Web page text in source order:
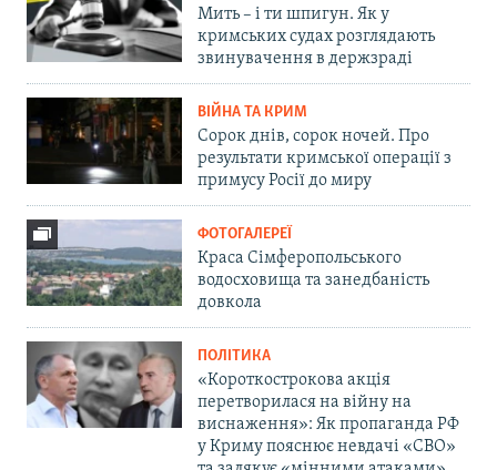
Мить – і ти шпигун. Як у
кримських судах розглядають
звинувачення в держзраді
ВІЙНА ТА КРИМ
Сорок днів, сорок ночей. Про
результати кримської операції з
примусу Росії до миру
ФОТОГАЛЕРЕЇ
Краса Сімферопольського
водосховища та занедбаність
довкола
ПОЛІТИКА
«Короткострокова акція
перетворилася на війну на
виснаження»: Як пропаганда РФ
у Криму пояснює невдачі «СВО»